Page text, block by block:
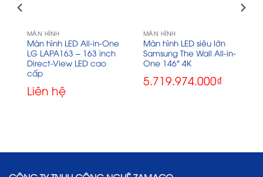
MÀN HÌNH
Màn hình LED All-in-One
LG LAPA163 – 163 inch
Direct-View LED cao
cấp
Liên hệ
MÀN HÌNH
Màn hình LED siêu lớn
Samsung The Wall All-in-
One 146″ 4K
5.719.974.000₫